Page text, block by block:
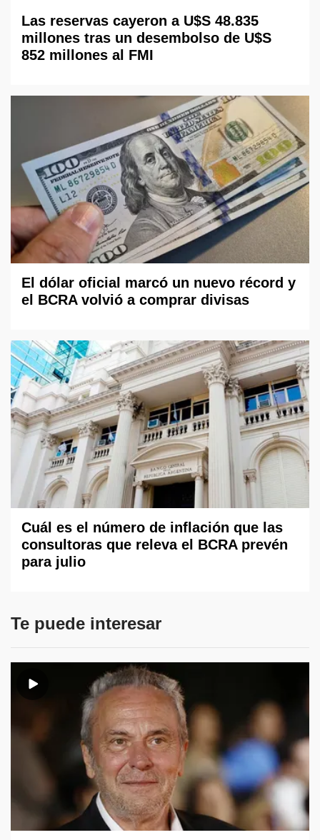
Las reservas cayeron a U$S 48.835
millones tras un desembolso de U$S
852 millones al FMI
El dólar oficial marcó un nuevo récord y
el BCRA volvió a comprar divisas
Cuál es el número de inflación que las
consultoras que releva el BCRA prevén
para julio
Te puede interesar